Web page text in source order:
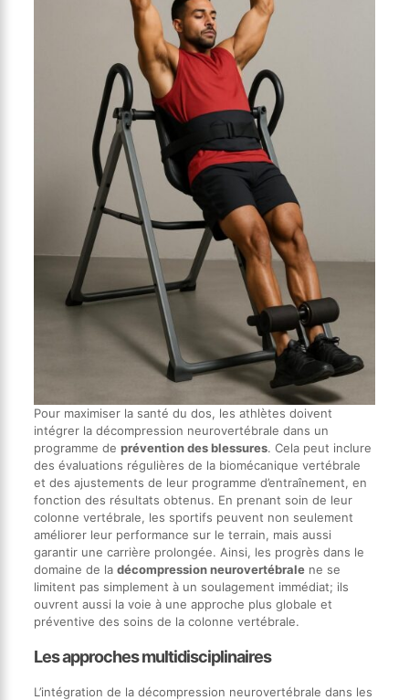
Pour maximiser la santé du dos, les athlètes doivent
intégrer la décompression neurovertébrale dans un
programme de prévention des blessures. Cela peut inclure
des évaluations régulières de la biomécanique vertébrale
et des ajustements de leur programme d’entraînement, en
fonction des résultats obtenus. En prenant soin de leur
colonne vertébrale, les sportifs peuvent non seulement
améliorer leur performance sur le terrain, mais aussi
garantir une carrière prolongée. Ainsi, les progrès dans le
domaine de la décompression neurovertébralene se
limitent pas simplement à un soulagement immédiat; ils
ouvrent aussi la voie à une approche plus globale et
préventive des soins de la colonne vertébrale.
Les approches multidisciplinaires
L’intégration de la décompression neurovertébrale dans les